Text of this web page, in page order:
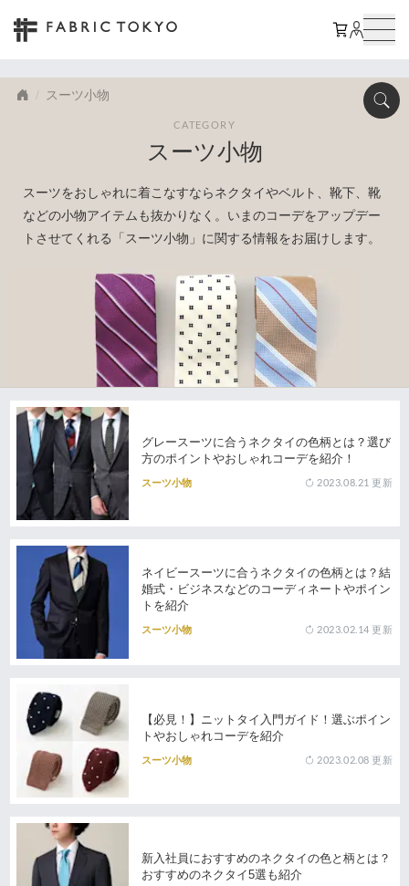
スーツ小物
CATEGORY
スーツ小物
スーツをおしゃれに着こなすならネクタイやベルト、靴下、靴
などの小物アイテムも抜かりなく。いまのコーデをアップデー
トさせてくれる「スーツ小物」に関する情報をお届けします。
グレースーツに合うネクタイの色柄とは？選び
方のポイントやおしゃれコーデを紹介！
スーツ小物 2023.08.21 更新
ネイビースーツに合うネクタイの色柄とは？結
婚式・ビジネスなどのコーディネートやポイン
トを紹介
スーツ小物 2023.02.14 更新
【必見！】ニットタイ入門ガイド！選ぶポイン
トやおしゃれコーデを紹介
スーツ小物 2023.02.08 更新
新入社員におすすめのネクタイの色と柄とは？
おすすめのネクタイ5選も紹介